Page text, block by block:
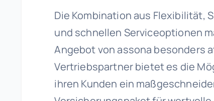
Die Kombination aus Flexibilität,
und schnellen Serviceoptionen
Angebot von assona besonders
Vertriebspartner bietet es die
ihren Kunden ein